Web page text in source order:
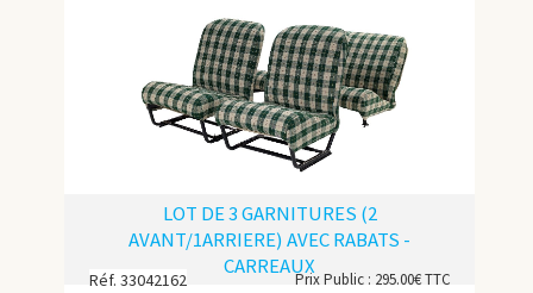
LOT DE 3 GARNITURES (2
AVANT/1ARRIERE) AVEC RABATS -
CARREAUX
Réf. 33042162 Prix Public : 295.00€ TTC